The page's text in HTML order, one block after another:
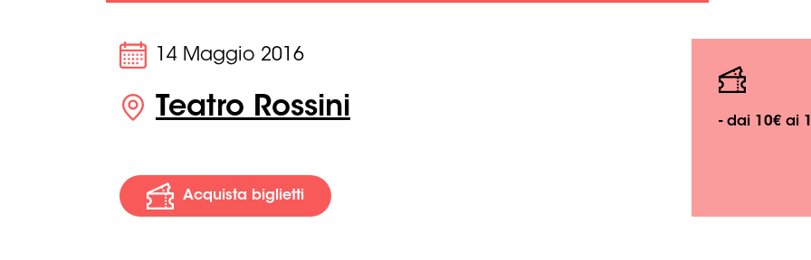
14 Maggio 2016
Teatro Rossini
Acquista biglietti
- dai 10€ ai